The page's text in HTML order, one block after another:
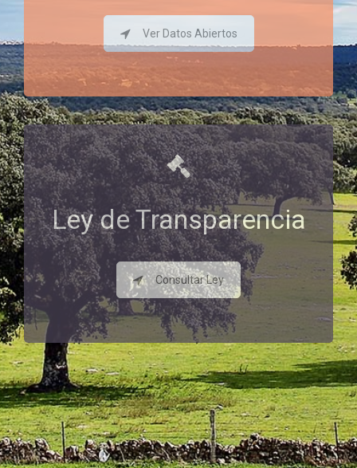
Ver Datos Abiertos
Ley de Transparencia
Consultar Ley